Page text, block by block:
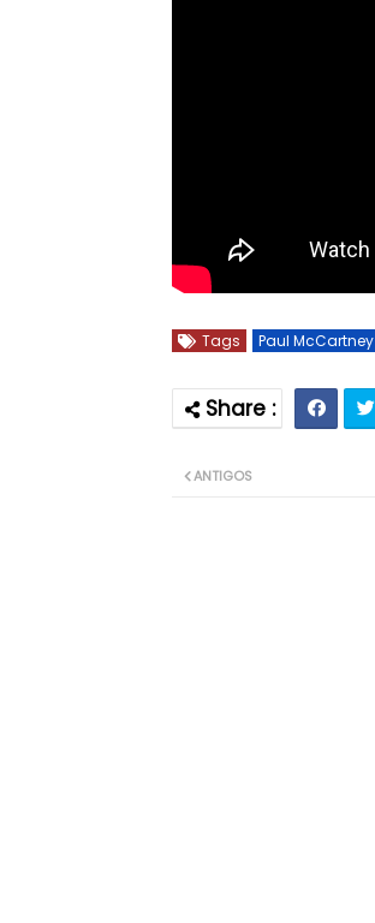
Tags Paul McCartney
ANTIGOS